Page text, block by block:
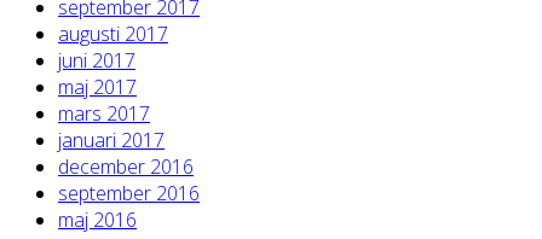
september 2017
augusti 2017
juni 2017
maj 2017
mars 2017
januari 2017
december 2016
september 2016
maj 2016